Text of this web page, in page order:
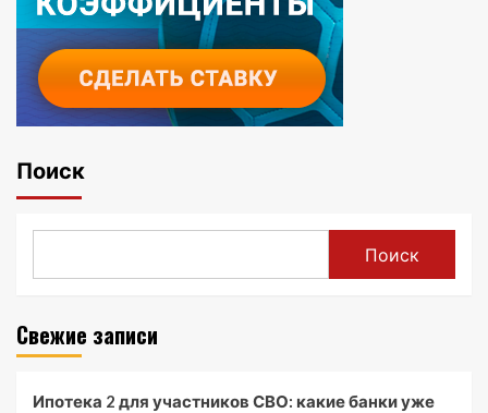
Поиск
Поиск
Свежие записи
Ипотека 2 для участников СВО: какие банки уже